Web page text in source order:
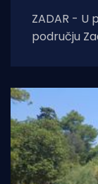
ZADAR - U
području